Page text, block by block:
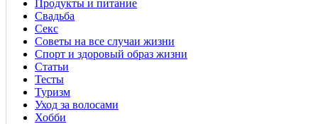
Продукты и питание
Свадьба
Секс
Советы на все случаи жизни
Спорт и здоровый образ жизни
Статьи
Тесты
Туризм
Уход за волосами
Хобби